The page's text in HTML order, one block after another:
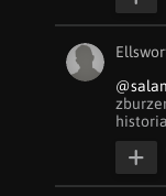
historia